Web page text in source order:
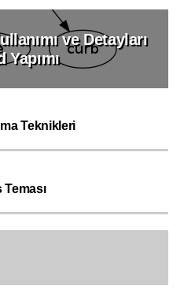
ve Detayları
Yapımı
Teknikleri